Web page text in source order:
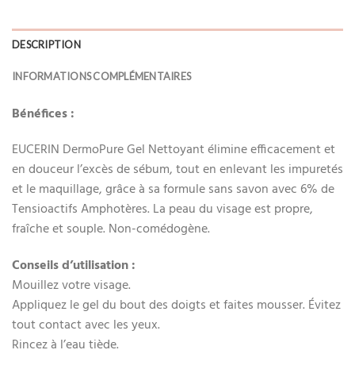
DESCRIPTION
INFORMATIONS COMPLÉMENTAIRES
Bénéfices :
EUCERIN DermoPure Gel Nettoyant élimine efficacement et
en douceur l’excès de sébum, tout en enlevant les impuretés
et le maquillage, grâce à sa formule sans savon avec 6% de
Tensioactifs Amphotères. La peau du visage est propre,
fraîche et souple. Non-comédogène.
Conseils d’utilisation :
Mouillez votre visage.
Appliquez le gel du bout des doigts et faites mousser. Évitez
tout contact avec les yeux.
Rincez à l’eau tiède.